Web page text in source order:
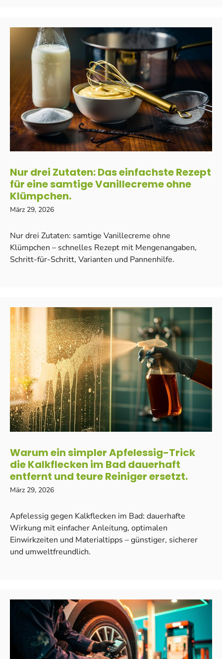
Nur drei Zutaten: Das einfachste Rezept
für eine samtige Vanillecreme ohne
Klümpchen.
März 29, 2026
Nur drei Zutaten: samtige Vanillecreme ohne
Klümpchen – schnelles Rezept mit Mengenangaben,
Schritt-für-Schritt, Varianten und Pannenhilfe.
Warum ein simpler Apfelessig-Trick
die Kalkflecken im Bad dauerhaft
entfernt und teure Reiniger ersetzt.
März 29, 2026
Apfelessig gegen Kalkflecken im Bad: dauerhafte
Wirkung mit einfacher Anleitung, optimalen
Einwirkzeiten und Materialtipps – günstiger, sicherer
und umweltfreundlich.